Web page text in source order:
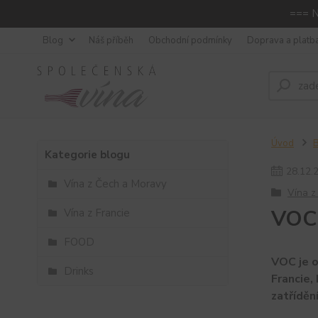
===
Blog Náš příběh Obchodní podmínky Doprava a
Kategorie blogu
Úvod
VOC je